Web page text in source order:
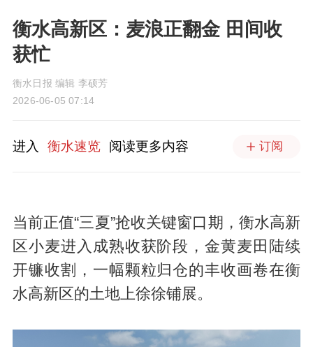
衡水高新区：麦浪正翻金 田间收
获忙
衡水日报 编辑 李硕芳
2026-06-05 07:14
进入 衡水速览 阅读更多内容 订阅
当前正值“三夏”抢收关键窗口期，衡水高新
区小麦进入成熟收获阶段，金黄麦田陆续
开镰收割，一幅颗粒归仓的丰收画卷在衡
水高新区的土地上徐徐铺展。